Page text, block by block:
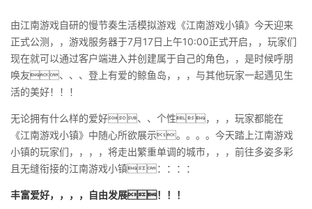
由江南游戏自研的慢节奏生活模拟游戏《江南游戏小镇》今天迎来
正式公测，，游戏服务器于7月17日上午10:00正式开启，，玩家们
现在就可以通过客户端进入并创建属于自己的角色，，是时候呼朋
唤友、、、登上有爱的鲸鱼岛，，，与其他玩家一起遇见生
活的美好！！！
无论拥有什么样的爱好、、个性，，，玩家都能在
《江南游戏小镇》中随心所欲展示。。。。今天踏上江南游戏
小镇的玩家们，，，，将走出繁重单调的城市，，，前往多姿多彩
且无缝衔接的江南游戏小镇：：：：
丰富爱好，，，，自由发展！！！